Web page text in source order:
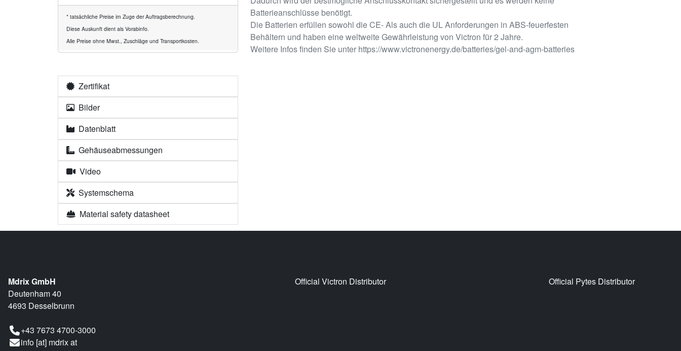
* tatsächliche Preise im Zuge der Auftragsberechnung.
Diese Auskunft dient als Vorabinfo.
Alle Preise ohne Mwst., Zuschläge und Transportkosten.
Batterieanschlüsse benötigt.
Die Batterien erfüllen sowohl die CE- Als auch die UL Anforderungen in ABS-feuerfesten
Behältern und haben eine weltweite Gewährleistung von Victron für 2 Jahre.
Weitere Infos finden Sie unter https://www.victronenergy.de/batteries/gel-and-agm-batteries
Zertifikat
Bilder
Datenblatt
Gehäuseabmessungen
Video
Systemschema
Material safety datasheet
Mdrix GmbH
Deutenham 40
4693 Desselbrunn
+43 7673 4700-3000
info [at] mdrix at
Official Victron Distributor Official Pytes Distributor